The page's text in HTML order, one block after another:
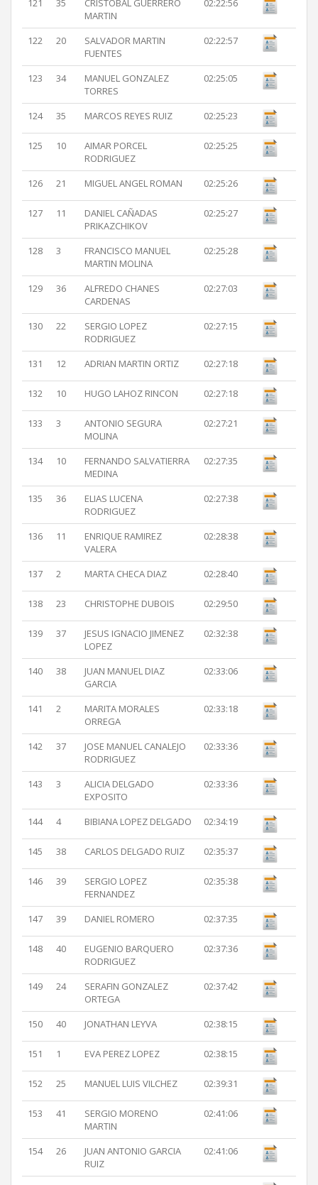
121 35
CRISTOBAL GUERRERO
MARTIN
02:22:56
122 20
SALVADOR MARTIN
FUENTES
02:22:57
123 34
MANUEL GONZALEZ
TORRES
02:25:05
124 35 MARCOS REYES RUIZ 02:25:23
125 10
AIMAR PORCEL
RODRIGUEZ
02:25:25
126 21 MIGUEL ANGEL ROMAN 02:25:26
127 11
DANIEL CAÑADAS
PRIKAZCHIKOV
02:25:27
128 3
FRANCISCO MANUEL
MARTIN MOLINA
02:25:28
129 36
ALFREDO CHANES
CARDENAS
02:27:03
130 22
SERGIO LOPEZ
RODRIGUEZ
02:27:15
131 12 ADRIAN MARTIN ORTIZ 02:27:18
132 10 HUGO LAHOZ RINCON 02:27:18
133 3
ANTONIO SEGURA
MOLINA
02:27:21
134 10
FERNANDO SALVATIERRA
MEDINA
02:27:35
135 36
ELIAS LUCENA
RODRIGUEZ
02:27:38
136 11
ENRIQUE RAMIREZ
VALERA
02:28:38
137 2 MARTA CHECA DIAZ 02:28:40
138 23 CHRISTOPHE DUBOIS 02:29:50
139 37
JESUS IGNACIO JIMENEZ
LOPEZ
02:32:38
140 38
JUAN MANUEL DIAZ
GARCIA
02:33:06
141 2
MARITA MORALES
ORREGA
02:33:18
142 37
JOSE MANUEL CANALEJO
RODRIGUEZ
02:33:36
143 3
ALICIA DELGADO
EXPOSITO
02:33:36
144 4 BIBIANA LOPEZ DELGADO 02:34:19
145 38 CARLOS DELGADO RUIZ 02:35:37
146 39
SERGIO LOPEZ
FERNANDEZ
02:35:38
147 39 DANIEL ROMERO 02:37:35
148 40
EUGENIO BARQUERO
RODRIGUEZ
02:37:36
149 24
SERAFIN GONZALEZ
ORTEGA
02:37:42
150 40 JONATHAN LEYVA 02:38:15
151 1 EVA PEREZ LOPEZ 02:38:15
152 25 MANUEL LUIS VILCHEZ 02:39:31
153 41
SERGIO MORENO
MARTIN
02:41:06
154 26
JUAN ANTONIO GARCIA
RUIZ
02:41:06